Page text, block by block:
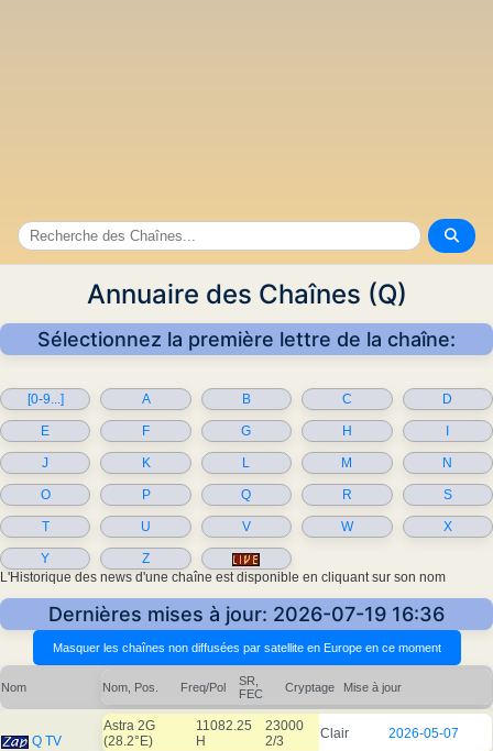
Annuaire des Chaînes (Q)
Sélectionnez la première lettre de la chaîne:
[0-9...] A B C D
E F G H
J K L M N
O P Q R S
T U V W X
Y
Z
L'Historique des news d'une chaîne est disponible en cliquant sur son nom
Dernières mises à jour: 2026-07-19 16:36
Nom Nom, Pos. Freq/Pol
SR,
FEC
Cryptage Mise à jour
Q TV
Astra 2G
(28.2°E)
11082.25
H
23000
2/3
Clair 2026-05-07